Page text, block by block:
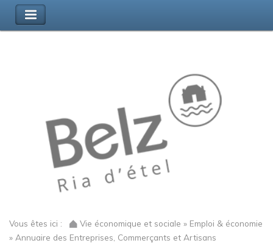
Vous êtes ici :
Vie économique et sociale » Emploi & économie
» Annuaire des Entreprises, Commerçants et Artisans